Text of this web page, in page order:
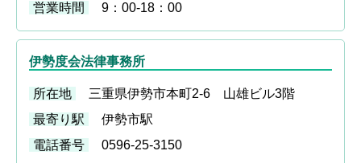
営業時間
9：00-18：00
伊勢度会法律事務所
所在地
三重県伊勢市本町2-6 山雄ビル3階
最寄り駅
伊勢市駅
電話番号
0596-25-3150